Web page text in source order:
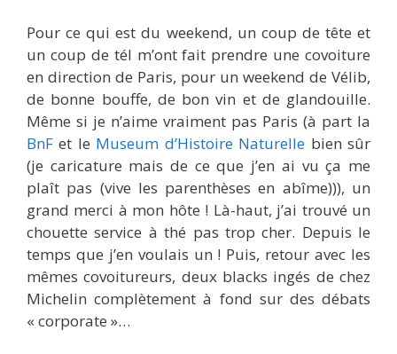
Pour ce qui est du weekend, un coup de tête et
un coup de tél m’ont fait prendre une covoiture
en direction de Paris, pour un weekend de Vélib,
de bonne bouffe, de bon vin et de glandouille.
Même si je n’aime vraiment pas Paris (à part la
BnF et le Museum d’Histoire Naturelle bien sûr
(je caricature mais de ce que j’en ai vu ça me
plaît pas (vive les parenthèses en abîme))), un
grand merci à mon hôte ! Là-haut, j’ai trouvé un
chouette service à thé pas trop cher. Depuis le
temps que j’en voulais un ! Puis, retour avec les
mêmes covoitureurs, deux blacks ingés de chez
Michelin complètement à fond sur des débats
« corporate »…